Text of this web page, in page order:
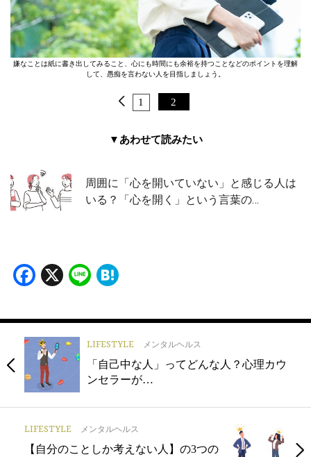
嫌なことは紙に書き出してみること、心にも時間にも余裕を持つことなどのポイントを理解
して、愚痴を言わない人を目指しましょう。
1 2
▼あわせて読みたい
周囲に「心を開いていない」と感じる人は
いる？「心を開く」という言葉の…
Facebook
X Line
LIFESTYLE メンタルヘルス
「自己中な人」ってどんな人？心理カウ
ンセラーが…
LIFESTYLE メンタルヘルス
【自分のことしか考えない人】の3つの